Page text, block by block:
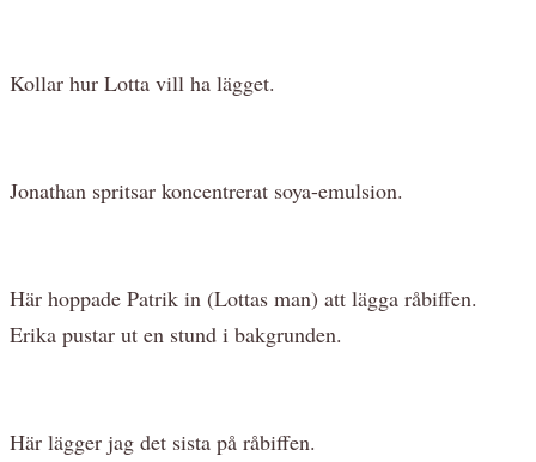
Kollar hur Lotta vill ha lägget.
Jonathan spritsar koncentrerat soya-emulsion.
Här hoppade Patrik in (Lottas man) att lägga råbiffen.
Erika pustar ut en stund i bakgrunden.
Här lägger jag det sista på råbiffen.